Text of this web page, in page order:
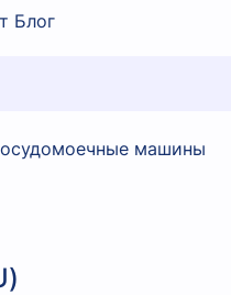
Блог
машины